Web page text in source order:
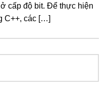
cấp độ bit. Để thực hiện
C++, các […]